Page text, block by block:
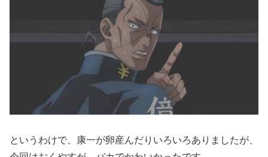
というわけで、康一が卵産んだりいろいろありましたが、